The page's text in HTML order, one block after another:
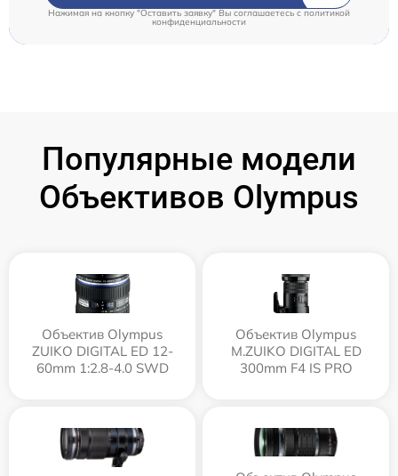
Нажимая на кнопку "Оставить заявку" Вы соглашаетесь c политикой
конфиденциальности
Популярные модели
Объективов Olympus
Объектив Olympus
ZUIKO DIGITAL ED 12-
60mm 1:2.8-4.0 SWD
Объектив Olympus
M.ZUIKO DIGITAL ED
300mm F4 IS PRO